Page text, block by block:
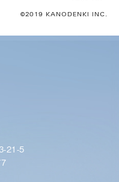
©2019 KANODENKI INC.
21-5